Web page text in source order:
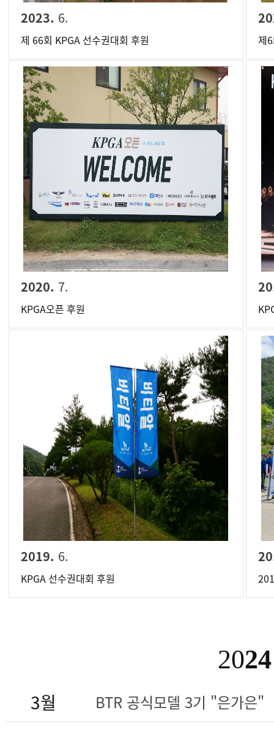
2023. 6.
제 66회 KPGA 선수권대회 후원 제
2020. 7.
KPGA오픈 후원
2019. 6.
KPGA 선수권대회 후원
2024
3월 BTR 공식모델 3기 "은가은"